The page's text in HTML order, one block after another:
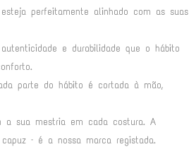
perfeitamente alinhado com as suas
e durabilidade que o hábito
parte do hábito é cortada à mão,
a sua mestria em cada costura. A
– é a nossa marca registada.